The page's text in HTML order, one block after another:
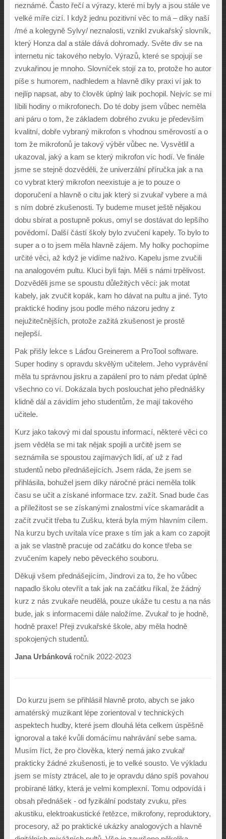
neznámé. Často řečí a výrazy, které mi byly a jsou stále ve
velké míře cizí. I když jednu pozitivní věc to má – díky naší
/mé a kolegyně Sylvy/ neznalosti, vznikl zvukařský́ slovník,
který Honza dal a stále dává dohromady. Světe div se na
internetu nic takového nebylo. Výrazů, které se spojují se
zvukařinou je mnoho. Slovníček stojí za to, protože ho autor
píše s humorem, nadhledem a hlavně díky praxi ví jak to
nejlíp napsat, aby to člověk úplný laik pochopil. Nejvíc se mi
líbili hodiny o mikrofonech. Do té doby jsem vůbec neměla
ani páru o tom, že základem dobrého zvuku je především
kvalitní, dobře vybraný mikrofon s vhodnou směrovostí a o
tom že mikrofonů je takový výběr vůbec ne. Vysvětlil a
ukazoval, jaký a kam se který mikrofon víc hodí. Ve finále
jsme se stejně dozvěděli, že univerzální příručka jak a na
co vybrat který mikrofon neexistuje a je to pouze o
doporučení a hlavně o citu jak který si zvukař vybere a má
s ním dobré zkušenosti. Ty budeme muset ještě nějakou
dobu sbírat a postupně pokus, omyl se dostávat do lepšího
povědomí. Další částí školy bylo zvučení kapely. To bylo to
super a o to jsem měla hlavně zájem. My holky pochopíme
určité věci, až když je vidíme naživo. Kapelu jsme zvučili
na analogovém pultu. Kluci byli fajn. Měli s námi trpělivost.
Dozvěděli jsme se spoustu důležitých věcí: jak motat
kabely, jak zvučit kopák, kam ho dávat na pultu a jiné. Tyto
praktické hodiny jsou podle mého názoru jedny z
nejužitečnějších, protože zažitá zkušenost je prostě
nejlepší.
Pak přišly lekce s Láďou Greinerem a ProTool software.
Super hodiny s opravdu skvělým učitelem. Jeho vyprávění
měla tu správnou jiskru a zapálení pro to nám předat úplně
všechno co ví. Dokázala bych poslouchat jeho přednášky
klidně dál a závidím jeho studentům, že mají takového
učitele.
Kurz jako takový mi dal spoustu informací, některé věci co
jsem věděla se mi tak nějak spojili a určitě jsem se
seznámila se spoustou zajímavých lidí, ať už z řad
studentů nebo přednášejících. Jsem ráda, že jsem se
přihlásila, bohužel jsem díky náročné práci neměla tolik
času se učit a získané informace tzv. zažít. Snad bude čas
a příležitost se se získanými znalostmi více skamarádit a
začít zvučit třeba tu Zušku, která byla mým hlavním cílem.
Na kurzu bych uvítala více praxe s tím jak a kam co zapojit
a jak se vlastně pracuje od začátku do konce třeba se
zvučením kapely nebo pěveckého souboru.
Děkuji všem přednášejícím, Jindrovi za to, že ho vůbec
napadlo školu otevřít a tak jak na začátku říkal, že žádný
kurz z nás zvukaře neudělá, pouze ukáže tu cestu a na nás
bude, jak s informacemi dále naložíme. Zvukař to je hodně,
hodně praxe! Přeji zvukařské škole, aby měla hodně
spokojených studentů.
Jana Urbánková ročník 2022-2023
Do kurzu jsem se přihlásil hlavně proto, abych se jako
amatérský muzikant lépe zorientoval v technických
aspektech hudby, které jsem dlouhá léta celkem úspěšně
ignoroval a také kvůli domácímu nahrávání sebe sama.
Musím říct, že pro člověka, který nemá jako zvukař
prakticky žádné zkušenosti, je to velké sousto. Ve výkladu
jsem se místy ztrácel, ale to je opravdu dáno spíš povahou
probírané látky, která je velmi komplexní. Tomu odpovídá i
obsah přednášek - od fyzikální podstaty zvuku, přes
akustiku, elektroakustické řetězce, mikrofony, reproduktory,
procesory, až po praktické ukázky analogových a hlavně